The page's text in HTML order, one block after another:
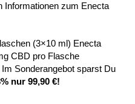
Informationen zum Enecta
(3×10 ml) Enecta
CBD pro Flasche
Sonderangebot sparst Du
nur 99,90 €!